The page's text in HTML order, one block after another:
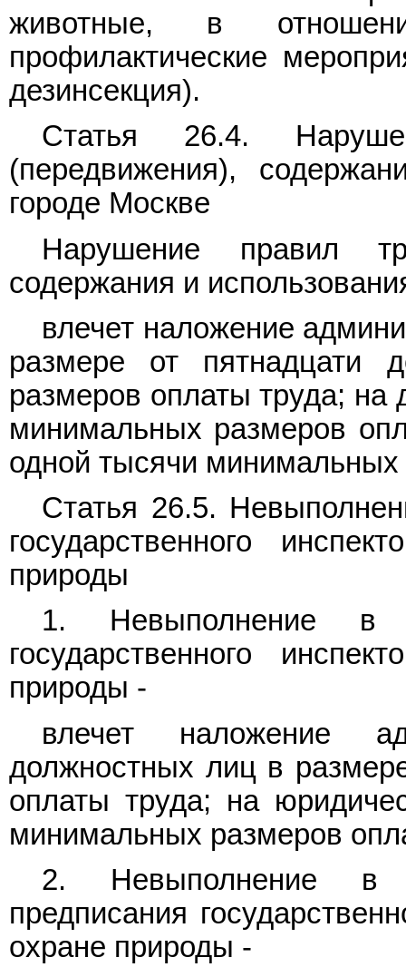
животные, в
профилактические
дезинсекция).
Статья 26.4.
(передвижения),
городе Москве
Нарушение правил
содержания и
влечет наложение
размере от пятнадцати
размеров оплаты труда; на
минимальных размеров
одной тысячи
Статья 26.5.
государственного
природы
1. Невыполнение в
государственного
природы -
влечет наложение
должностных лиц в
оплаты труда; на
минимальных размеров
2. Невыполнение в
предписания
охране природы -